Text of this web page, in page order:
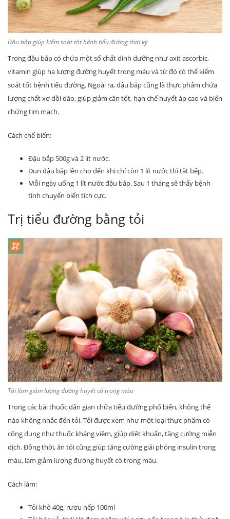
Đậu bắp giúp kiểm soát tốt bệnh tiểu đường thai kỳ
Trong đậu bắp có chứa một số chất dinh dưỡng như axit ascorbic,
vitamin giúp hạ lượng đường huyết trong máu và từ đó có thể kiểm
soát tốt bệnh tiểu đường. Ngoài ra, đậu bắp cũng là thực phẩm chứa
lượng chất xơ dồi dào, giúp giảm cân tốt, hạn chế huyết áp cao và biến
chứng tim mạch.
Cách chế biến:
Đậu bắp 500g và 2 lít nước.
Đun đậu bắp lên cho đến khi chỉ còn 1 lít nước thì tắt bếp.
Mỗi ngày uống 1 lít nước đậu bắp. Sau 1 tháng sẽ thấy bệnh
tình chuyển biến tích cực.
Trị tiểu đường bằng tỏi
Tỏi làm giảm lượng đường huyết có trong máu
Trong các bài thuốc dân gian chữa tiểu đường phổ biến, không thể
nào không nhắc đến tỏi. Tỏi được xem như một loại thực phẩm có
công dụng như thuốc kháng viêm, giúp diệt khuẩn, tăng cường miễn
dịch. Đồng thời, ăn tỏi cũng giúp tăng cường giải phóng insulin trong
máu, làm giảm lượng đường huyết có trong máu.
Cách làm:
Tỏi khô 40g, rượu nếp 100ml